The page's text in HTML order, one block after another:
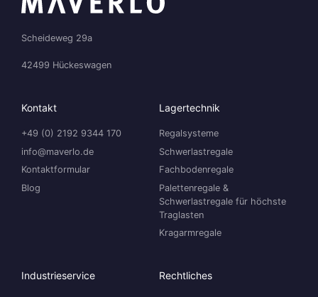
Scheideweg 29a
42499 Hückeswagen
Kontakt
+49 (0) 2192 9344 170
info@maverlo.de
Kontaktformular
Blog
Lagertechnik
Regalsysteme
Schwerlastregale
Fachbodenregale
Palettenregale &
Schwerlastregale für höchste
Traglasten
Kragarmregale
Industrieservice Rechtliches